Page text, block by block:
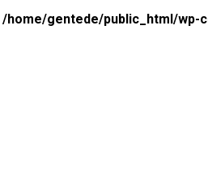
/home/gentede/public_html/wp-